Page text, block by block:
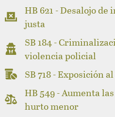
HB 621 - Desalojo
justa
SB 184 -
violencia policial
SB 718 - Exposición
HB 549 - Aumenta
hurto menor